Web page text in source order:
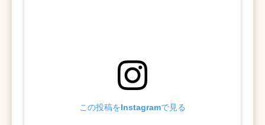
この投稿をInstagramで見る